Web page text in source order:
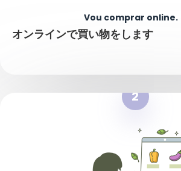
Vou comprar online.
オンラインで買い物をします
2